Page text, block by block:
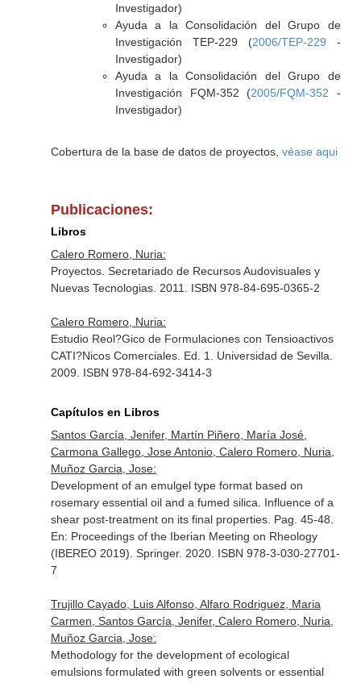
Investigador)
Ayuda a la Consolidación del Grupo de
Investigación TEP-229 (2006/TEP-229 -
Investigador)
Ayuda a la Consolidación del Grupo de
Investigación FQM-352 (2005/FQM-352 -
Investigador)
Cobertura de la base de datos de proyectos, véase aqui
Publicaciones:
Libros
Calero Romero, Nuria:
Proyectos. Secretariado de Recursos Audovisuales y
Nuevas Tecnologias. 2011. ISBN 978-84-695-0365-2
Calero Romero, Nuria:
Estudio Reol?Gico de Formulaciones con Tensioactivos
CATI?Nicos Comerciales. Ed. 1. Universidad de Sevilla.
2009. ISBN 978-84-692-3414-3
Capítulos en Libros
Santos García, Jenifer, Martín Piñero, María José,
Carmona Gallego, Jose Antonio, Calero Romero, Nuria,
Muñoz Garcia, Jose:
Development of an emulgel type format based on
rosemary essential oil and a fumed silica. Influence of a
shear post-treatment on its final properties. Pag. 45-48.
En: Proceedings of the Iberian Meeting on Rheology
(IBEREO 2019) . Springer. 2020. ISBN 978-3-030-27701-
7
Trujillo Cayado, Luis Alfonso, Alfaro Rodriguez, Maria
Carmen, Santos García, Jenifer, Calero Romero, Nuria,
Muñoz Garcia, Jose:
Methodology for the development of ecological
emulsions formulated with green solvents or essential